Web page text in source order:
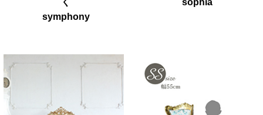
く
symphony
sophia